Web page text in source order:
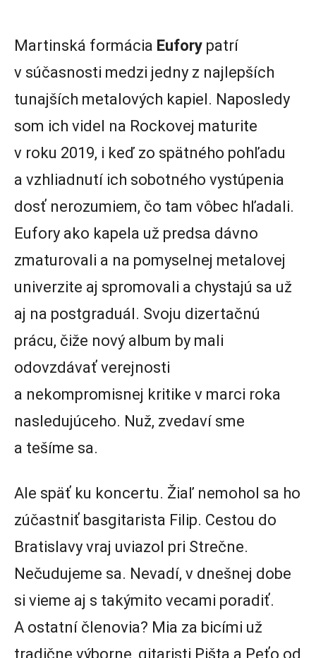
Martinská formácia Eufory patrí
v súčasnosti medzi jedny z najlepších
tunajších metalových kapiel. Naposledy
som ich videl na Rockovej maturite
v roku 2019, i keď zo spätného pohľadu
a vzhliadnutí ich sobotného vystúpenia
dosť nerozumiem, čo tam vôbec hľadali.
Eufory ako kapela už predsa dávno
zmaturovali a na pomyselnej metalovej
univerzite aj spromovali a chystajú sa už
aj na postgraduál. Svoju dizertačnú
prácu, čiže nový album by mali
odovzdávať verejnosti
a nekompromisnej kritike v marci roka
nasledujúceho. Nuž, zvedaví sme
a tešíme sa.
Ale späť ku koncertu. Žiaľ nemohol sa ho
zúčastniť basgitarista Filip. Cestou do
Bratislavy vraj uviazol pri Strečne.
Nečudujeme sa. Nevadí, v dnešnej dobe
si vieme aj s takýmito vecami poradiť.
A ostatní členovia? Mia za bicími už
tradične výborne, gitaristi Pišta a Peťo od